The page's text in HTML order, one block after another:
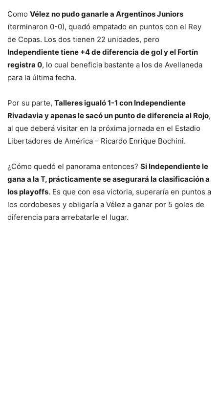
Como Vélez no pudo ganarle a Argentinos Juniors
(terminaron 0-0), quedó empatado en puntos con el Rey
de Copas. Los dos tienen 22 unidades, pero
Independiente tiene +4 de diferencia de gol y el Fortín
registra 0, lo cual beneficia bastante a los de Avellaneda
para la última fecha.
Por su parte, Talleres igualó 1-1 con Independiente
Rivadavia y apenas le sacó un punto de diferencia al Rojo,
al que deberá visitar en la próxima jornada en el Estadio
Libertadores de América – Ricardo Enrique Bochini.
¿Cómo quedó el panorama entonces? Si Independiente le
gana a la T, prácticamente se asegurará la clasificación a
los playoffs. Es que con esa victoria, superaría en puntos a
los cordobeses y obligaría a Vélez a ganar por 5 goles de
diferencia para arrebatarle el lugar.